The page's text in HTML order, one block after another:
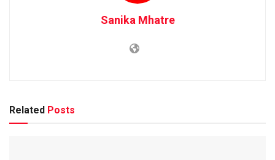
Sanika Mhatre
Related Posts